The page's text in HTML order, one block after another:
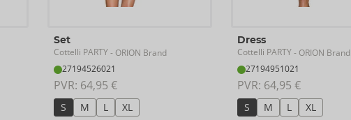
Set
Cottelli PARTY- ORION Brand
27194526021
PVR: 64,95 €
S M L XL
Dress
Cottelli PARTY- ORION Brand
27194951021
PVR: 64,95 €
S M L XL